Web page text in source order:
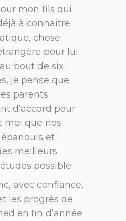
mon fils qui
à connaitre
chose
pour lui.
bout de six
je pense que
parents
d’accord pour
moi que nos
et
meilleurs
possible.
avec confiance,
les progrès de
en fin d’année